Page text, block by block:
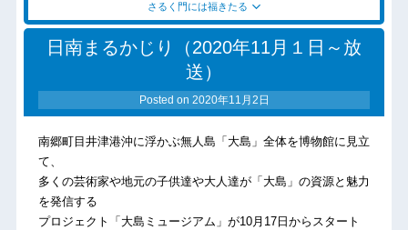
さるく門には福きたる
日南まるかじり（2020年11月１日～放
送）
Posted on 2020年11月2日
南郷町目井津港沖に浮かぶ無人島「大島」全体を博物館に見立
て、
多くの芸術家や地元の子供達や大人達が「大島」の資源と魅力
を発信する
プロジェクト「大島ミュージアム」が10月17日からスタート